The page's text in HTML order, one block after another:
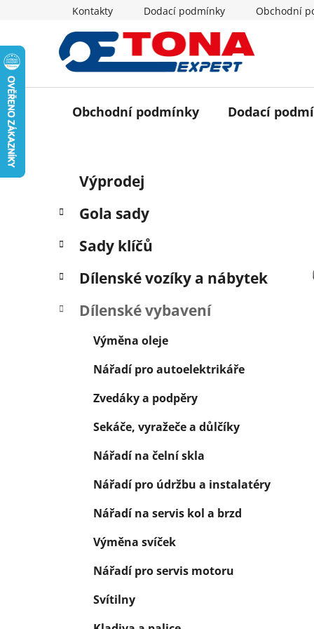
Kontakty Dodací podmínky Obchodní
Obchodní podmínky Dodací
s
r
n
n
í
Přeskočit
kategorie
e
o
i
Výprodej
Gola sady
Sady klíčů
Dílenské vozíky a nábytek
Dílenské vybavení
Výměna oleje
Nářadí pro autoelektrikáře
Zvedáky a podpěry
Sekáče, vyražeče a důlčíky
Nářadí na čelní skla
Nářadí pro údržbu a instalatéry
Nářadí na servis kol a brzd
Výměna svíček
Nářadí pro servis motoru
Svítilny